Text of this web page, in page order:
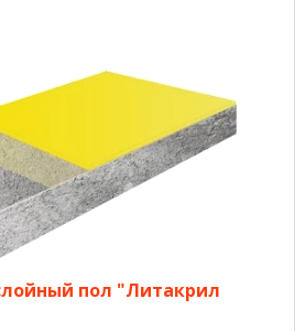
пол "Литакрил